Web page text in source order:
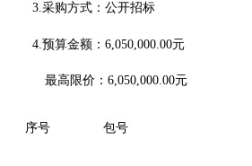
3.采购方式：公开招标
4.预算金额：6,050,000.00元
最高限价： 6,050,000.00元
序号 包号